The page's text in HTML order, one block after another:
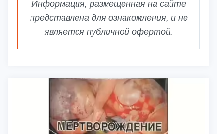
Информация, размещенная на сайте
представлена для ознакомления, и не
является публичной офертой.